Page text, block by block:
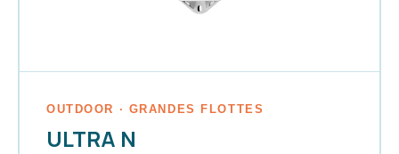
OUTDOOR · GRANDES FLOTTES
ULTRA N